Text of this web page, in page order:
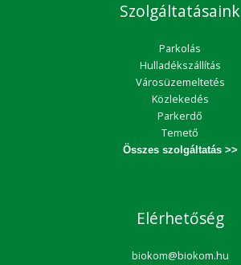
Szolgáltatásaink
Parkolás
Hulladékszállítás
Városüzemeltetés
Közlekedés
Parkerdő
Temető
Összes szolgáltatás >>
Elérhetőség
biokom@biokom.hu